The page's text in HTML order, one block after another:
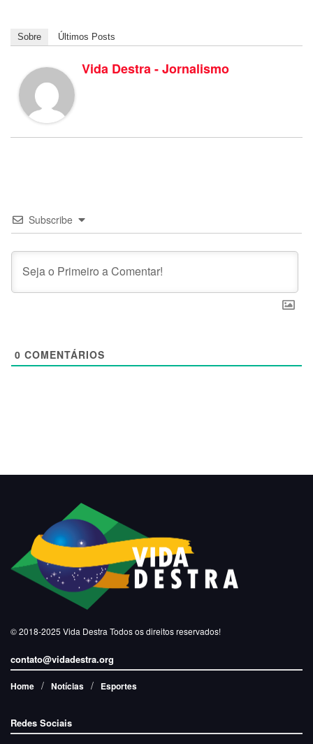
Sobre Últimos Posts
Vida Destra - Jornalismo
Subscribe
0 COMENTÁRIOS
© 2018-2025 Vida Destra Todos os direitos reservados!
contato@vidadestra.org
Home Notícias Esportes
Redes Sociais